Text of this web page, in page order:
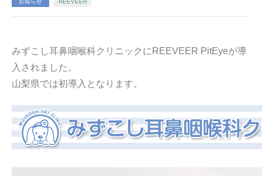
お知らせ REEVEER
みずこし耳鼻咽喉科クリニックにREEVEER PitEyeが導
入されました。
山梨県では初導入となります。